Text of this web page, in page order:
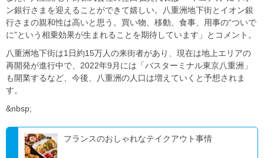
ン銀行さまを迎えることができて嬉しい。八重洲地下街とイオン銀
行さまの親和性は高いと思う。買い物、移動、食事、用事の“ついで
に”という相乗効果が生まれることを期待しています」とコメント。
八重洲地下街は1日約15万人の来街者があり、現在は地上エリアの
再開発が進行中で、2022年9月には「バスターミナル東京八重洲」
も開業するなど、今後、八重洲の人口は増えていくと予想されま
す。
&nbsp;
フランスのおしゃれなテイクアウト事情